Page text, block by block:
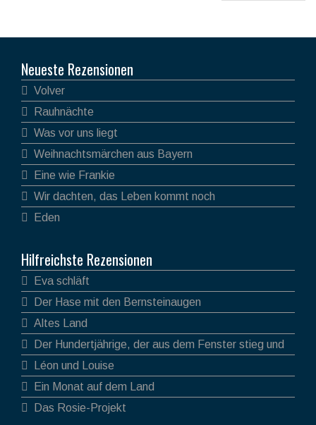
Neueste Rezensionen
Volver
Rauhnächte
Was vor uns liegt
Weihnachtsmärchen aus Bayern
Eine wie Frankie
Wir dachten, das Leben kommt noch
Eden
Hilfreichste Rezensionen
Eva schläft
Der Hase mit den Bernsteinaugen
Altes Land
Der Hundertjährige, der aus dem Fenster stieg und
verschwand
Léon und Louise
Ein Monat auf dem Land
Das Rosie-Projekt